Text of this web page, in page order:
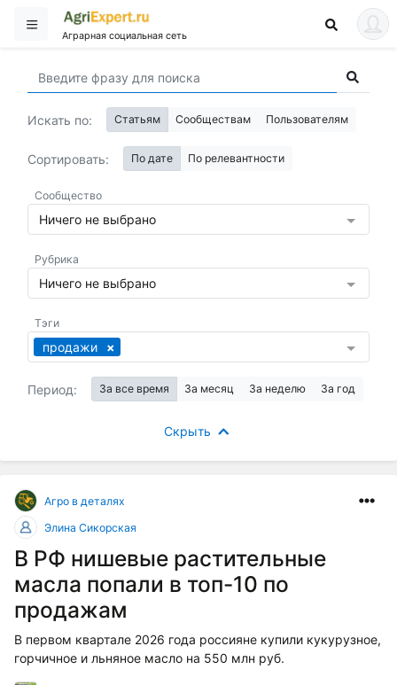
Аграрная социальная сеть
Искать по: Статьям Сообществам Пользователям
Сортировать: По дате По релевантности
Сообщество
Ничего не выбрано
Рубрика
Ничего не выбрано
Тэги
продажи
Период: За все время За месяц За неделю За год
Скрыть
Агро в деталях
Элина Сикорская
В РФ нишевые растительные
масла попали в топ-10 по
продажам
В первом квартале 2026 года россияне купили кукурузное,
горчичное и льняное масло на 550 млн руб.